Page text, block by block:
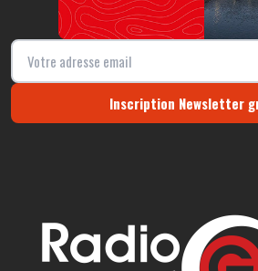
Inscription Newsletter